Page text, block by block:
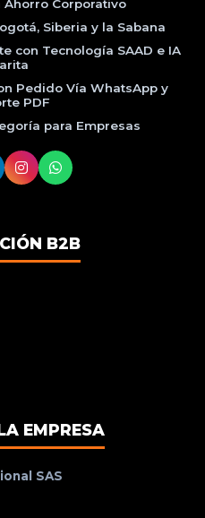
Corporativo
Siberia y la Sabana
con Tecnología SAAD e IA
Pedido Vía WhatsApp y
PDF
para Empresas
B2B
EMPRESA
SAS